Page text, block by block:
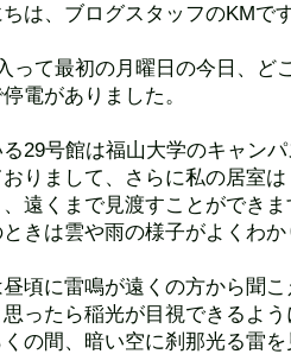
ちは、ブログスタッフのKMで
って最初の月曜日の今日、ど
電がありました。
29号館は福山大学のキャン
りまして、さらに私の居室
遠くまで見渡すことができ
きは雲や雨の様子がよくわ
頃に雷鳴が遠くの方から聞
思ったら稲光が目視できるよ
くの間、暗い空に刹那光る雷